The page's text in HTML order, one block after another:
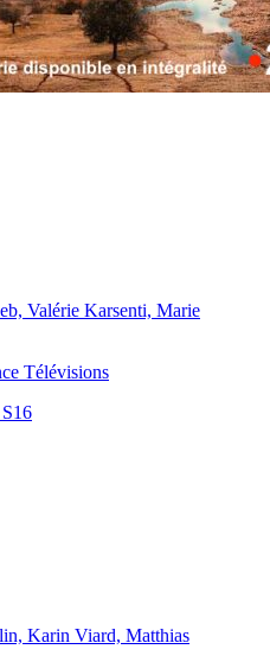
Valérie Karsenti, Marie
Télévisions
Karin Viard, Matthias